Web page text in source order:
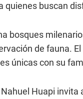
quienes buscan
bosques
de fauna.
únicas con su
Huapi